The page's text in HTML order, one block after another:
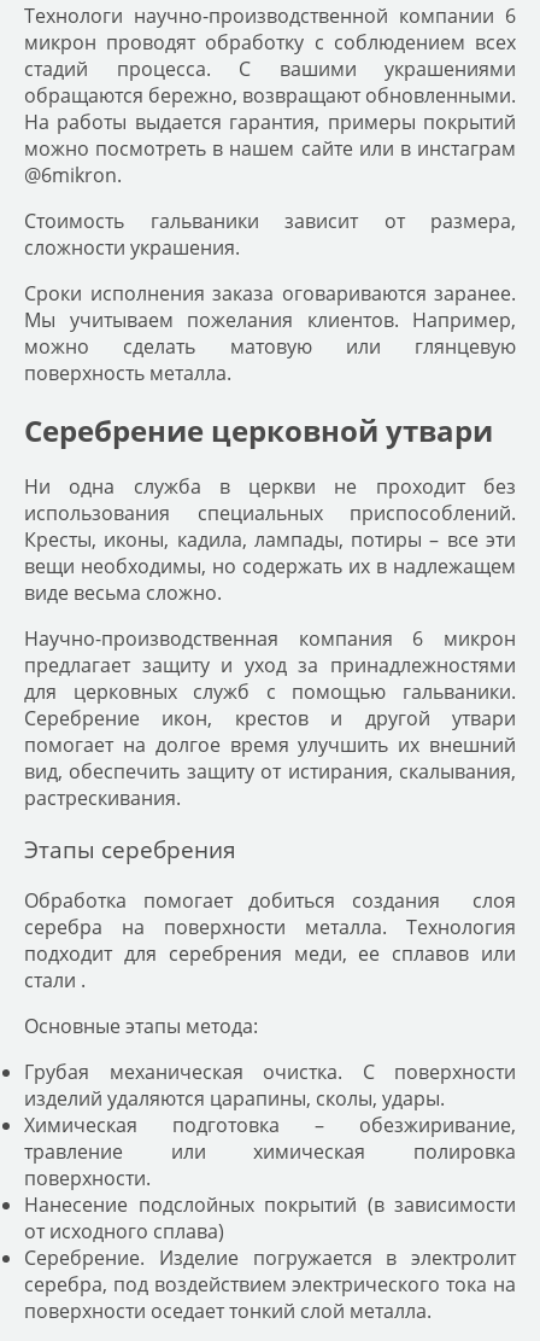
Технологи научно-производственной компании 6
микрон проводят обработку с соблюдением всех
стадий процесса. С вашими украшениями
обращаются бережно, возвращают обновленными.
На работы выдается гарантия, примеры покрытий
можно посмотреть в нашем сайте или в инстаграм
@6mikron.
Стоимость гальваники зависит от размера,
сложности украшения.
Сроки исполнения заказа оговариваются заранее.
Мы учитываем пожелания клиентов. Например,
можно сделать матовую или глянцевую
поверхность металла.
Серебрение церковной утвари
Ни одна служба в церкви не проходит без
использования специальных приспособлений.
Кресты, иконы, кадила, лампады, потиры – все эти
вещи необходимы, но содержать их в надлежащем
виде весьма сложно.
Научно-производственная компания 6 микрон
предлагает защиту и уход за принадлежностями
для церковных служб с помощью гальваники.
Серебрение икон, крестов и другой утвари
помогает на долгое время улучшить их внешний
вид, обеспечить защиту от истирания, скалывания,
растрескивания.
Этапы серебрения
Обработка помогает добиться создания слоя
серебра на поверхности металла. Технология
подходит для серебрения меди, ее сплавов или
стали .
Основные этапы метода:
Грубая механическая очистка. С поверхности
изделий удаляются царапины, сколы, удары.
Химическая подготовка – обезжиривание,
травление или химическая полировка
поверхности.
Нанесение подслойных покрытий (в зависимости
от исходного сплава)
Серебрение. Изделие погружается в электролит
серебра, под воздействием электрического тока на
поверхности оседает тонкий слой металла.